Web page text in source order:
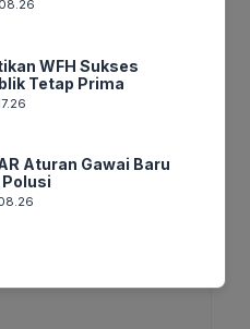
WFH Sukses
Tetap Prima
Aturan Gawai Baru